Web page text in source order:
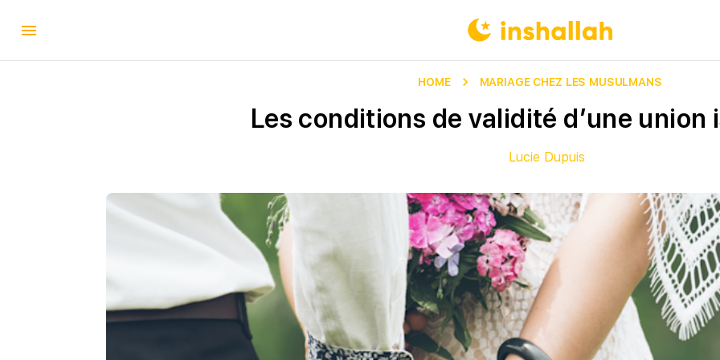
HOME MARIAGE CHEZ LES MUSULMANS
Les conditions de validité d’une union
Lucie Dupuis